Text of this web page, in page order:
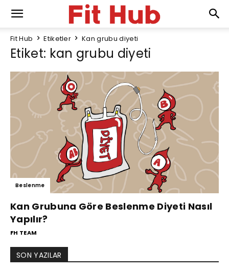
Fit Hub Etiketler Kan grubu diyeti
Etiket: kan grubu diyeti
Beslenme
Kan Grubuna Göre Beslenme Diyeti Nasıl
Yapılır?
FH TEAM
SON YAZILAR